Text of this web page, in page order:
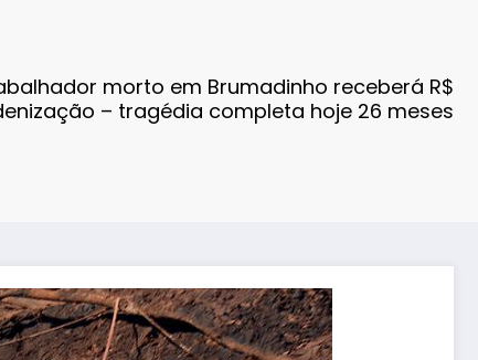
morto em Brumadinho receberá R$
– tragédia completa hoje 26 meses